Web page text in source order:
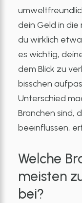
dein Geld in
du wirklich
es wichtig,
dem Blick zu
bisschen
Unterschied
Branchen sind,
beeinflussen,
Welche
meisten
bei?